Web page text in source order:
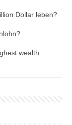
Dollar leben?
wealth